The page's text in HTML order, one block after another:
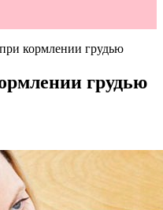
кормлении грудью
грудью